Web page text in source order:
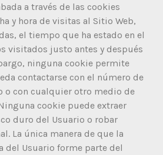
a través de las cookies
y hora de visitas al Sitio Web,
el tiempo que ha estado en el
visitados justo antes y después
ninguna cookie permite
contactarse con el número de
o con cualquier otro medio de
cookie puede extraer
duro del Usuario o robar
La única manera de que la
del Usuario forme parte del